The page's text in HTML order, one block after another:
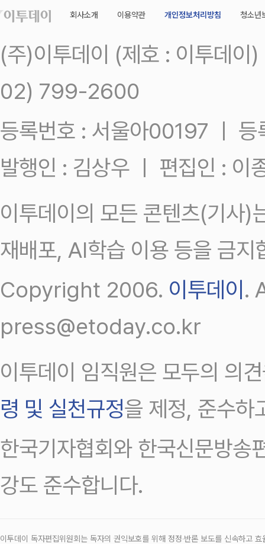
회사소개 이용약관 개인정보처리방침 청소년
(주)이투데이 (제호 : 이투데
02) 799-2600
등록번호 : 서울아00197 ㅣ
발행인 : 김상우 ㅣ 편집인 : 이
이투데이의 모든 콘텐츠(기사)
재배포, AI학습 이용 등을 금지
Copyright 2006. 이투데이.
press@etoday.co.kr
이투데이 임직원은 모두의 의
령 및 실천규정을 제정, 준수하
한국기자협회와 한국신문방송
강도 준수합니다.
이투데이 독자편집위원회는 독자의 권익보호를 위해 정정‧반론 보도를 신속하고